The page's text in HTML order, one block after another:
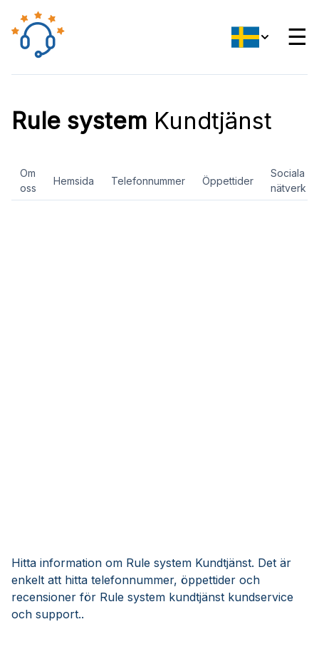
☰
Rule system Kundtjänst
Om
oss
Hemsida Telefonnummer Öppettider
Sociala
nätverk
Hitta information om Rule system Kundtjänst. Det är
enkelt att hitta telefonnummer, öppettider och
recensioner för Rule system kundtjänst kundservice
och support..